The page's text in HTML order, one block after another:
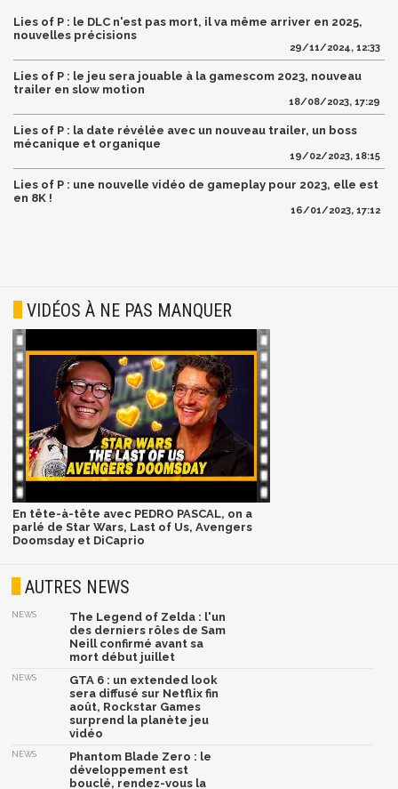
Lies of P : le DLC n'est pas mort, il va même arriver en 2025,
nouvelles précisions
29/11/2024, 12:33
Lies of P : le jeu sera jouable à la gamescom 2023, nouveau
trailer en slow motion
18/08/2023, 17:29
Lies of P : la date révélée avec un nouveau trailer, un boss
mécanique et organique
19/02/2023, 18:15
Lies of P : une nouvelle vidéo de gameplay pour 2023, elle est
en 8K !
16/01/2023, 17:12
VIDÉOS À NE PAS MANQUER
En tête-à-tête avec PEDRO PASCAL, on a
parlé de Star Wars, Last of Us, Avengers
Doomsday et DiCaprio
AUTRES NEWS
NEWS
The Legend of Zelda : l'un
des derniers rôles de Sam
Neill confirmé avant sa
mort début juillet
NEWS
GTA 6 : un extended look
sera diffusé sur Netflix fin
août, Rockstar Games
surprend la planète jeu
vidéo
NEWS
Phantom Blade Zero : le
développement est
bouclé, rendez-vous la